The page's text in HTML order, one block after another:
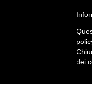
Consulente
esperienza
dei